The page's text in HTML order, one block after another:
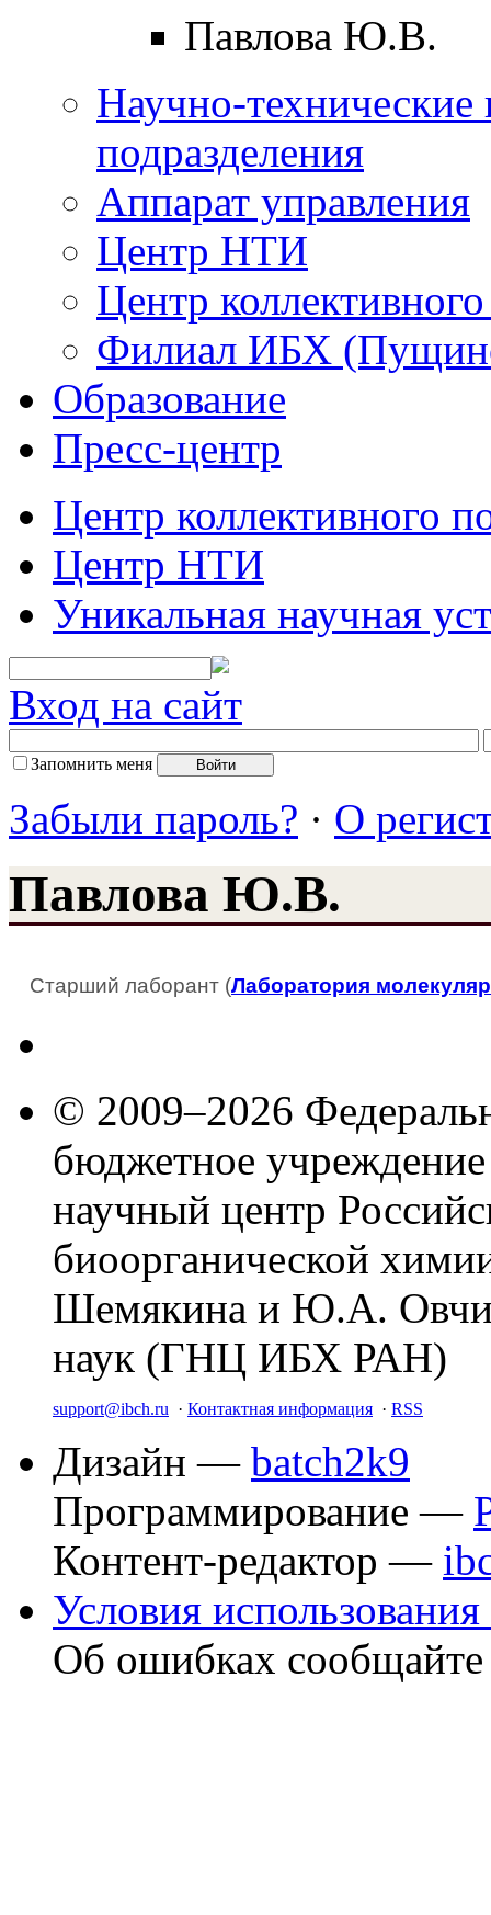
Павлова Ю.В.
Научно-технические
подразделения
Аппарат управления
Центр НТИ
Центр
Филиал ИБХ
Образование
Пресс-центр
Центр коллективного
Центр НТИ
Уникальная научная
Вход на сайт
Запомнить меня
Забыли пароль? · О
Павлова Ю.В.
Старший лаборант (Лаборатория
© 2009–2026
бюджетное
научный центр
биоорганической
Шемякина и Ю.А.
наук (ГНЦ ИБХ РАН)
support@ibch.ru · Контактная информация · RSS
Дизайн — batch2k9
Программирование —
Контент-редактор —
Условия использования
Об ошибках